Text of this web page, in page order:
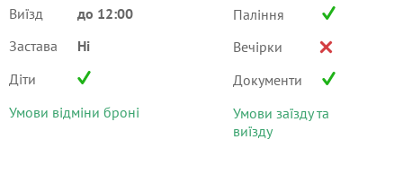
Виїзд
до 12:00
Застава
Ні
Діти
Умови відміни броні
Паління
Вечірки
Документи
Умови заїзду та
виїзду